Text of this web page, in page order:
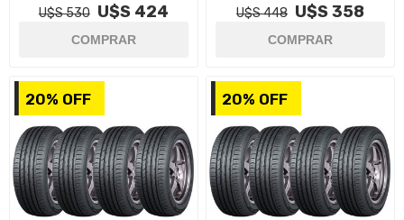
U$S 530 U$S 424 U$S 448 U$S 358
20% OFF 20% OFF